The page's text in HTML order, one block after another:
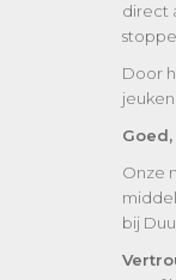
direct
Door
Onze
bij